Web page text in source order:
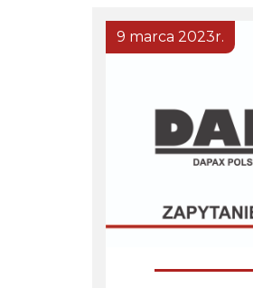
9 marca 2023r.